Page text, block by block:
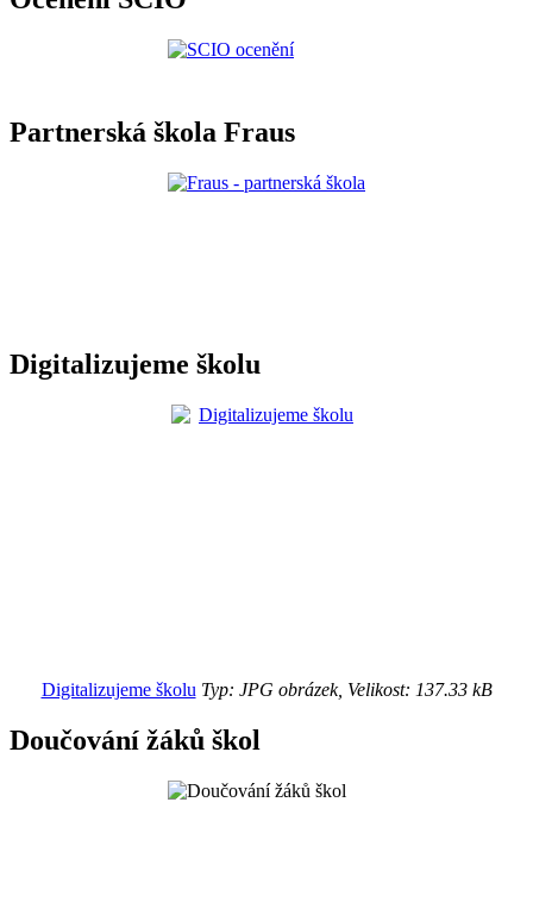
Partnerská škola Fraus
Digitalizujeme školu
Digitalizujeme školu Typ: JPG obrázek, Velikost: 137.33 kB
Doučování žáků škol